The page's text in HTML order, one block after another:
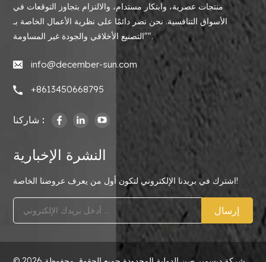
منتجات عصرية، وابتكار مستدام، والالتزام بتجاوز التوقعات في
الأسواق التنافسية. نحن نصر دائمًا على نظرية الأعمال الخاصة بـ
"التصنيع الأخلاقي والجودة غير المساومة".
info@december-sun.com
+8613450668795
شاركنا :
النشرة الإخبارية
اشترك في بريدنا الإلكتروني لتكون أول من يعرف عروضنا الخاصة!
إرسال